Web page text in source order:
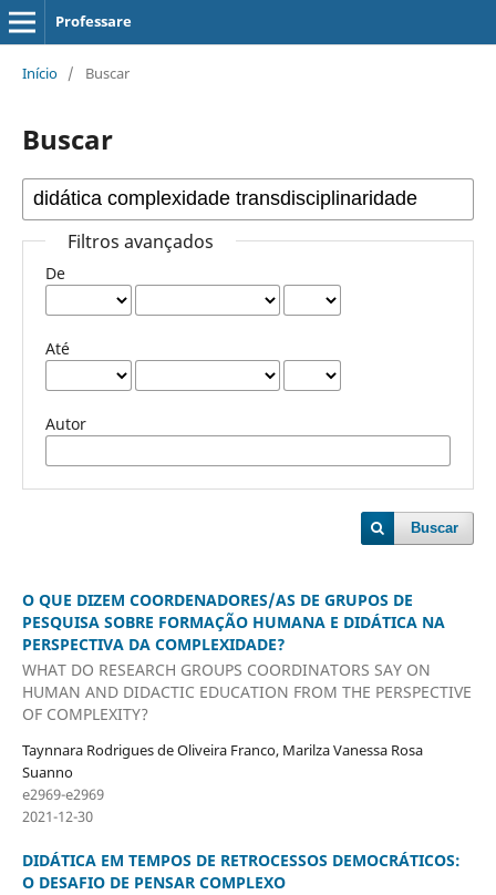
Professare
Início / Buscar
Buscar
Filtros avançados
De
Até
Autor
Buscar
O QUE DIZEM COORDENADORES/AS DE GRUPOS DE
PESQUISA SOBRE FORMAÇÃO HUMANA E DIDÁTICA NA
PERSPECTIVA DA COMPLEXIDADE?
WHAT DO RESEARCH GROUPS COORDINATORS SAY ON
HUMAN AND DIDACTIC EDUCATION FROM THE PERSPECTIVE
OF COMPLEXITY?
Taynnara Rodrigues de Oliveira Franco, Marilza Vanessa Rosa
Suanno
e2969-e2969
2021-12-30
DIDÁTICA EM TEMPOS DE RETROCESSOS DEMOCRÁTICOS:
O DESAFIO DE PENSAR COMPLEXO